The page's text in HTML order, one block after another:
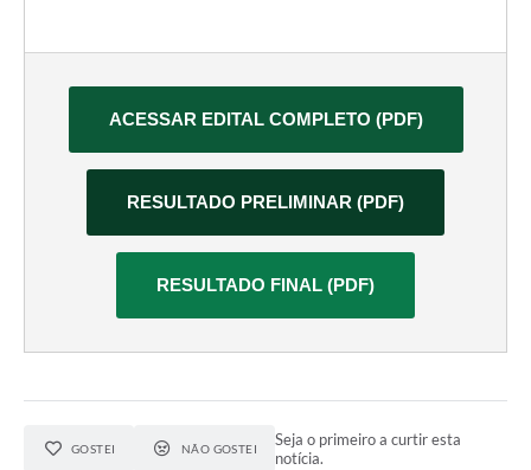
ACESSAR EDITAL COMPLETO (PDF)
RESULTADO PRELIMINAR (PDF)
RESULTADO FINAL (PDF)
GOSTEI NÃO GOSTEI
Seja o primeiro a curtir esta
notícia.